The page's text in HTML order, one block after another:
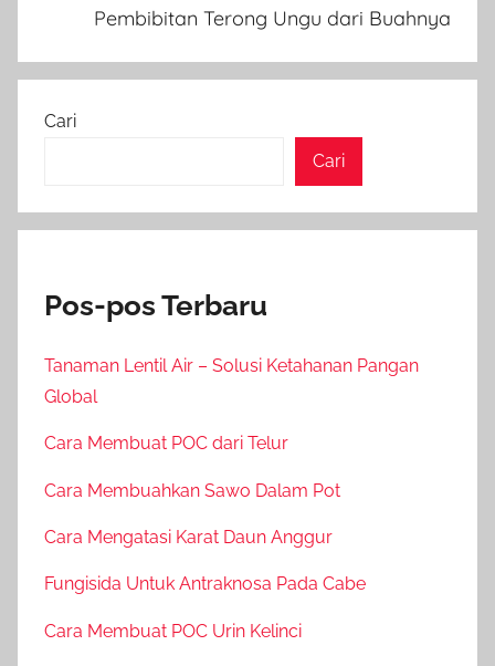
Pembibitan Terong Ungu dari Buahnya
Cari
Cari
Pos-pos Terbaru
Tanaman Lentil Air – Solusi Ketahanan Pangan
Global
Cara Membuat POC dari Telur
Cara Membuahkan Sawo Dalam Pot
Cara Mengatasi Karat Daun Anggur
Fungisida Untuk Antraknosa Pada Cabe
Cara Membuat POC Urin Kelinci